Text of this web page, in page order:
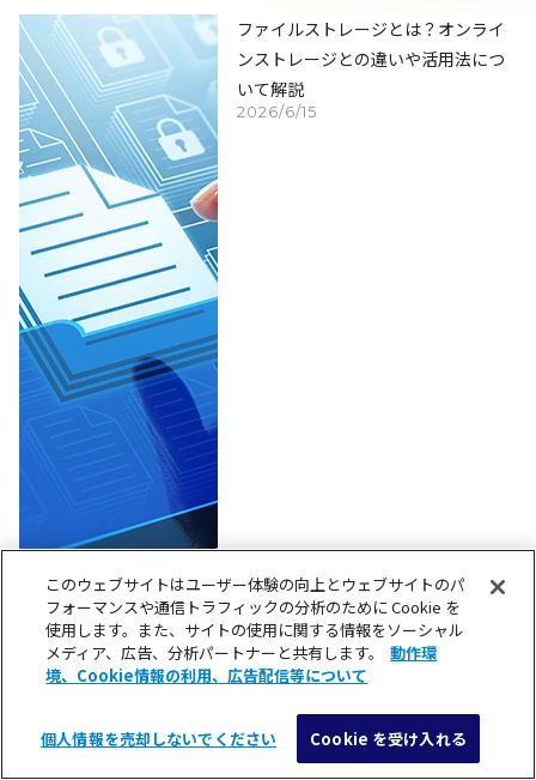
メニュー 検索
2026/6/15
ファイルストレージとは？オンライ
ンストレージとの違いや活用法につ
いて解説
2026/6/1
IoTプラットフォームとは？導入メリ
ットや選び方のポイントを解説
このウェブサイトはユーザー体験の向上とウェブサイトのパ
フォーマンスや通信トラフィックの分析のために Cookie を
使用します。また、サイトの使用に関する情報をソーシャル
メディア、広告、分析パートナーと共有します。
動作環
境、Cookie情報の利用、広告配信等について
個人情報を売却しないでください Cookie を受け入れる